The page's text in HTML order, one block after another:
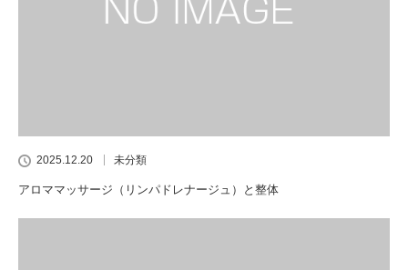
2025.12.20 未分類
アロママッサージ（リンパドレナージュ）と整体